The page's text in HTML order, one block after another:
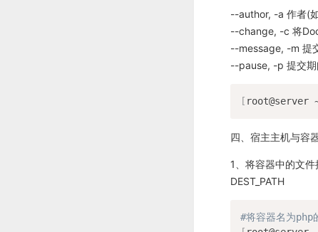
--author, -a 作者(
--change, -c 将
--message, -m 提
--pause, -p 提交期
[ root@server
四、宿主主机与容
1、将容器中的文
DEST_PATH
#将容器名为